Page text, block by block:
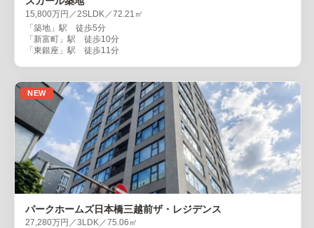
15,800万円／2SLDK／72.21㎡
「築地」駅 徒歩5分
「新富町」駅 徒歩10分
「東銀座」駅 徒歩11分
NEW
パークホームズ日本橋三越前ザ・レジデンス
27,280万円／3LDK／75.06㎡